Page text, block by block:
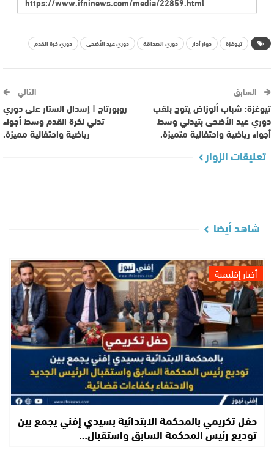
تيوغزة دوار أدار دوري الصداقة دوري عيد الأضحى دوري كرة القدم
السابق
تيوغزة: شباب ألوزاض يتوج بلقب
دوري عيد الأضحى بتيدلي وسط
أجواء رياضية واحتفالية متميزة.
التالي
روبورتاج | إسدال الستار على دوري
تدلي لكرة القدم وسط أجواء
رياضية واحتفالية مميزة.
تعليقات الزوار
شاهد أيضا
أخبار إقليمية
حفل تكريمي بالمحكمة الابتدائية بسيدي إفني يجمع بين
توديع رئيس المحكمة السابق واستقبال…